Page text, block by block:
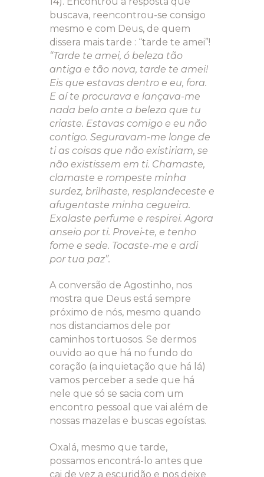
buscava, reencontrou-se consigo
mesmo e com Deus, de quem
dissera mais tarde : “tarde te amei”!
“Tarde te amei, ó beleza tão
antiga e tão nova, tarde te amei!
Eis que estavas dentro e eu, fora.
E aí te procurava e lançava-me
nada belo ante a beleza que tu
criaste. Estavas comigo e eu não
contigo. Seguravam-me longe de
ti as coisas que não existiriam, se
não existissem em ti. Chamaste,
clamaste e rompeste minha
surdez, brilhaste, resplandeceste e
afugentaste minha cegueira.
Exalaste perfume e respirei. Agora
anseio por ti. Provei-te, e tenho
fome e sede. Tocaste-me e ardi
por tua paz”.
A conversão de Agostinho, nos
mostra que Deus está sempre
próximo de nós, mesmo quando
nos distanciamos dele por
caminhos tortuosos. Se dermos
ouvido ao que há no fundo do
coração (a inquietação que há lá)
vamos perceber a sede que há
nele que só se sacia com um
encontro pessoal que vai além de
nossas mazelas e buscas egoístas.
Oxalá, mesmo que tarde,
possamos encontrá-lo antes que
cai de vez a escuridão e nos deixe